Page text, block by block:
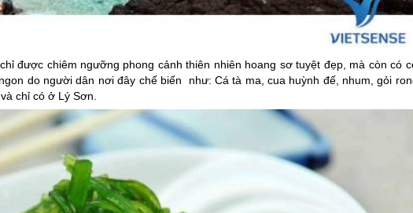
được chiêm ngưỡng phong cảnh thiên nhiên hoang sơ tuyệt đẹp, mà còn có
do người dân nơi đây chế biến như: Cá tà ma, cua huỳnh đế, nhum, gỏi
chỉ có ở Lý Sơn